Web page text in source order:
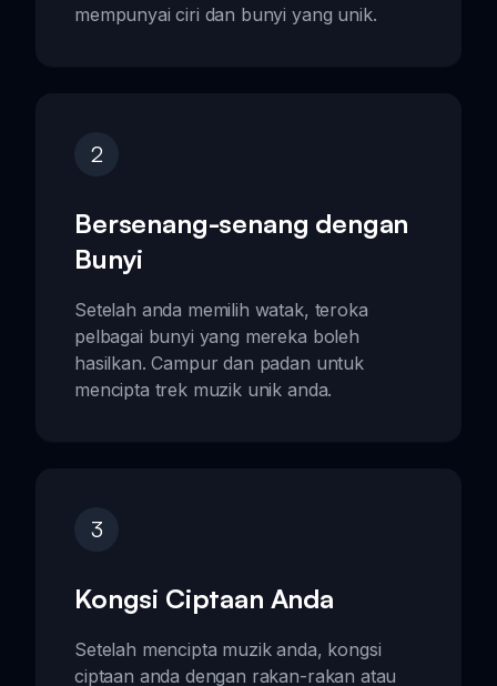
mempunyai ciri dan bunyi yang unik.
2
Bersenang-senang dengan
Bunyi
Setelah anda memilih watak, teroka
pelbagai bunyi yang mereka boleh
hasilkan. Campur dan padan untuk
mencipta trek muzik unik anda.
3
Kongsi Ciptaan Anda
Setelah mencipta muzik anda, kongsi
ciptaan anda dengan rakan-rakan atau